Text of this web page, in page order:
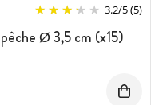
3.2/5(5)
Ø 3,5 cm (x15)